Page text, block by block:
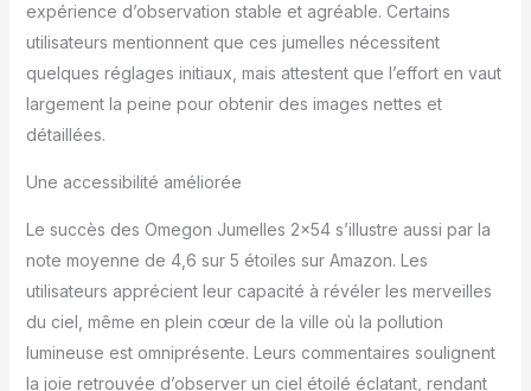
expérience d’observation stable et agréable. Certains
utilisateurs mentionnent que ces jumelles nécessitent
quelques réglages initiaux, mais attestent que l’effort en vaut
largement la peine pour obtenir des images nettes et
détaillées.
Une accessibilité améliorée
Le succès des Omegon Jumelles 2×54 s’illustre aussi par la
note moyenne de 4,6 sur 5 étoiles sur Amazon. Les
utilisateurs apprécient leur capacité à révéler les merveilles
du ciel, même en plein cœur de la ville où la pollution
lumineuse est omniprésente. Leurs commentaires soulignent
la joie retrouvée d’observer un ciel étoilé éclatant, rendant